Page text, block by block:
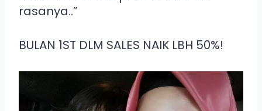
rasanya..”
BULAN 1ST DLM SALES NAIK LBH 50%!